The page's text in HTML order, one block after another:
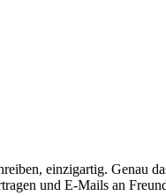
einzigartig. Genau
und E-Mails an